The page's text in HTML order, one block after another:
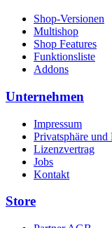
Shop-Versionen
Multishop
Shop Features
Funktionsliste
Addons
Unternehmen
Impressum
Privatsphäre und
Lizenzvertrag
Jobs
Kontakt
Store